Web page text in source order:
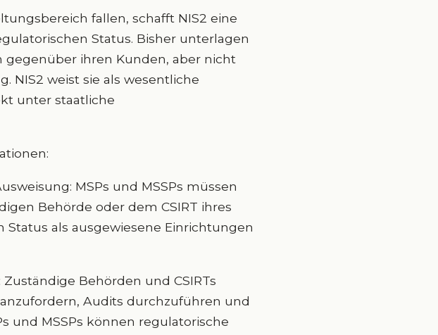
fallen, schafft NIS2 eine
Status. Bisher unterlagen
gegenüber ihren Kunden, aber nicht
NIS2 weist sie als wesentliche
unter staatliche
MSPs und MSSPs müssen
Behörde oder dem CSIRT ihres
als ausgewiesene Einrichtungen
Behörden und CSIRTs
Audits durchzuführen und
und MSSPs können regulatorische